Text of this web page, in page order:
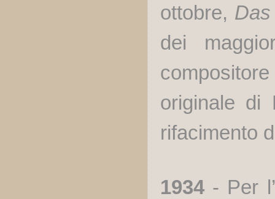
ottobre,
dei
originale di
rifacimento
1934 - Per